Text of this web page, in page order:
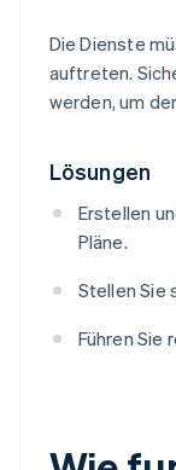
Die Dienste
auftreten.
werden, um
Lösungen
Erstellen
Pläne.
Stellen Sie
Führen Sie